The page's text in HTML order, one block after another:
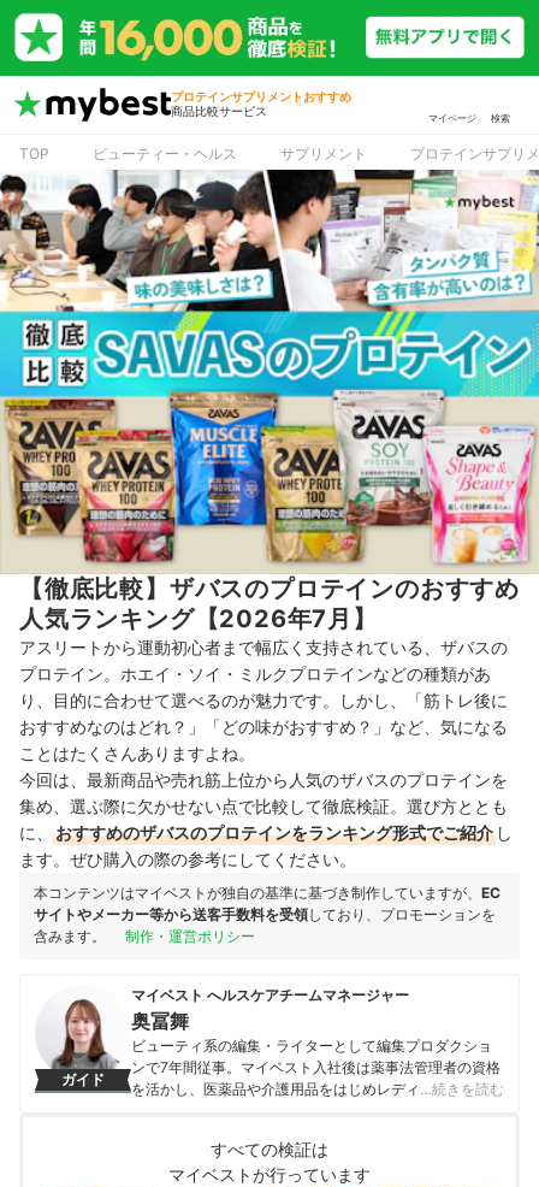
プロテインサプリメントおすすめ
商品比較サービス
マイページ 検索
TOP ビューティー・ヘルス サプリメント プロテインサプリ
【徹底比較】ザバスのプロテインのおすすめ
人気ランキング【2026年7月】
アスリートから運動初心者まで幅広く支持されている、ザバスの
プロテイン。ホエイ・ソイ・ミルクプロテインなどの種類があ
り、目的に合わせて選べるのが魅力です。しかし、「筋トレ後に
おすすめなのはどれ？」「どの味がおすすめ？」など、気になる
ことはたくさんありますよね。
今回は、最新商品や売れ筋上位から人気のザバスのプロテインを
集め、選ぶ際に欠かせない点で比較して徹底検証。選び方ととも
に、
おすすめのザバスのプロテインをランキング形式でご紹介 し
ます。ぜひ購入の際の参考にしてください。
本コンテンツはマイベストが独自の基準に基づき制作していますが、 EC
サイトやメーカー等から送客手数料を受領しており、プロモーションを
含みます。
制作・運営ポリシー
ガイド
マイベスト へルスケアチームマネージャー
奥冨舞
ビューティ系の編集・ライターとして編集プロダクショ
ンで7年間従事。マイベスト入社後は薬事法管理者の資格
を活かし、医薬品や介護用品をはじめレディースインナ
奥冨舞のプロフィール
…続きを読む
すべての検証は
マイベストが行っています